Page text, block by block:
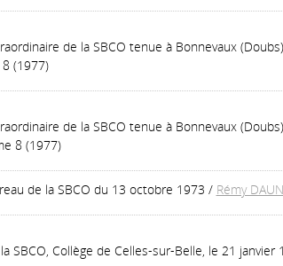
de la SBCO tenue à Bonnevaux
(1977)
de la SBCO tenue à Bonnevaux
8 (1977)
de la SBCO du 13 octobre 1973 / Rémy
SBCO, Collège de Celles-sur-Belle, le 21 janvier